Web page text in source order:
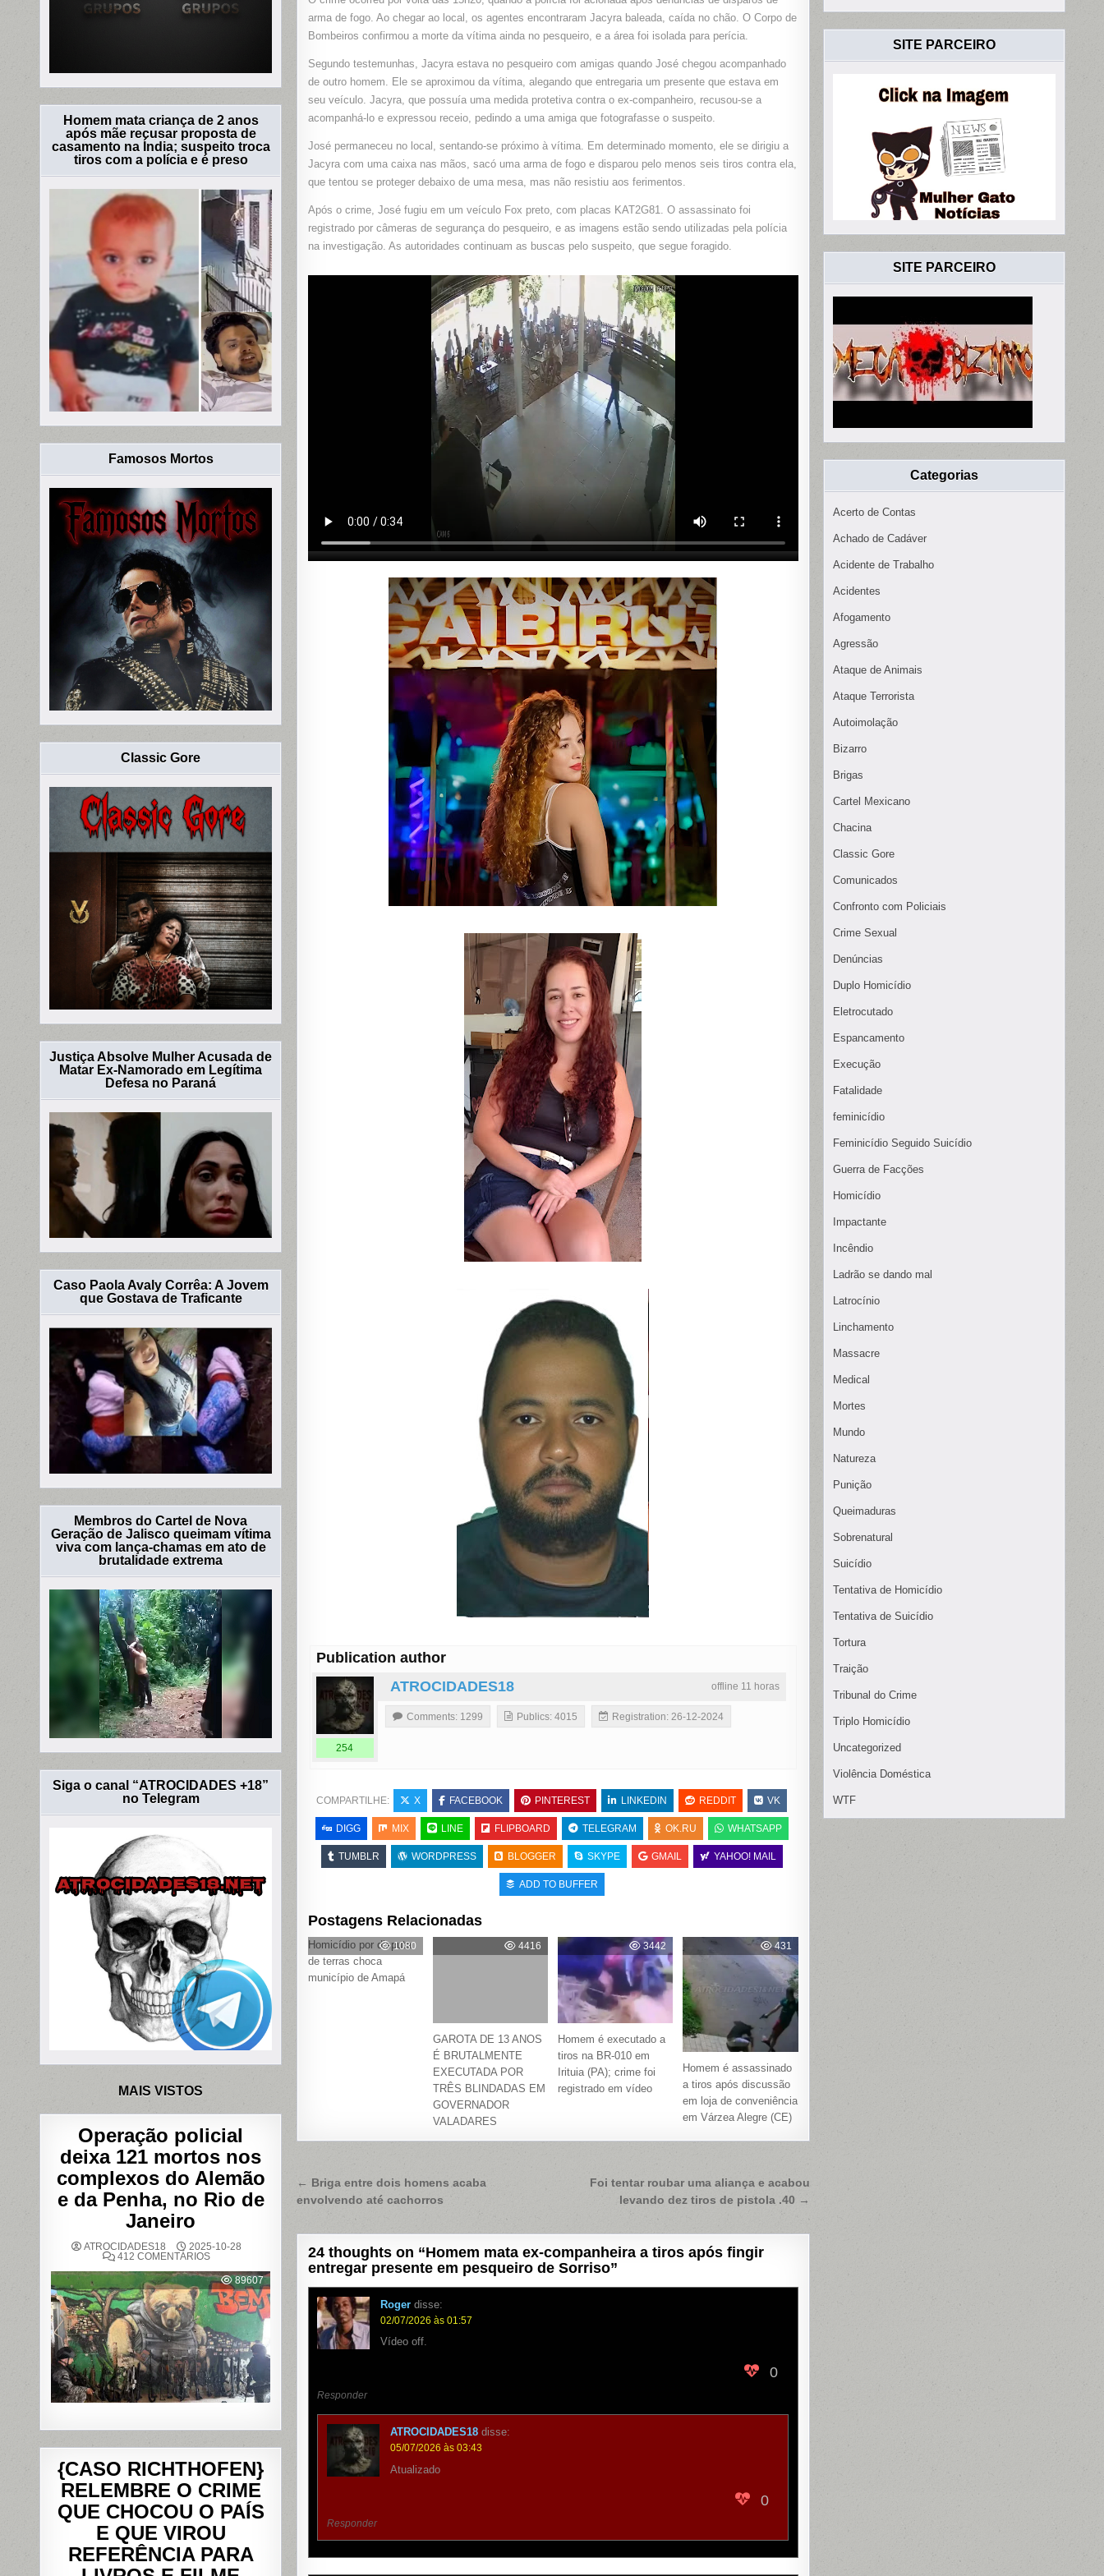
PESQUEIRO
DE
SORRISO
arma de fogo. Ao chegar ao local, os agentes encontraram Jacyra baleada, caída no chão. O Corpo de
Bombeiros confirmou a morte da vítima ainda no pesqueiro, e a área foi isolada para perícia.
Segundo testemunhas, Jacyra estava no pesqueiro com amigas quando José chegou acompanhado
de outro homem. Ele se aproximou da vítima, alegando que entregaria um presente que estava em
seu veículo. Jacyra, que possuía uma medida protetiva contra o ex-companheiro, recusou-se a
acompanhá-lo e expressou receio, pedindo a uma amiga que fotografasse o suspeito.
José permaneceu no local, sentando-se próximo à vítima. Em determinado momento, ele se dirigiu a
Jacyra com uma caixa nas mãos, sacó uma arma de fogo e disparou pelo menos seis tiros contra ela,
que tentou se proteger debaixo de uma mesa, mas não resistiu aos ferimentos.
Após o crime, José fugiu em um veículo Fox preto, com placas KAT2G81. O assassinato foi
registrado por câmeras de segurança do pesqueiro, e as imagens estão sendo utilizadas pela polícia
na investigação. As autoridades continuam as buscas pelo suspeito, que segue foragido.
Publication author
offline 11 horas
ATROCIDADES18
254
Comments: 1299 Publics: 4015 Registration: 26-12-2024
COMPARTILHE: X FACEBOOK PINTEREST LINKEDIN REDDIT VK
DIGG MIX LINE FLIPBOARD TELEGRAM OK.RU WHATSAPP
TUMBLR WORDPRESS BLOGGER SKYPE GMAIL YAHOO! MAIL
ADD TO BUFFER
Postagens Relacionadas
1080
Homicídio por disputa
de terras choca
município de Amapá
4416
GAROTA DE 13 ANOS
É BRUTALMENTE
EXECUTADA POR
TRÊS BLINDADAS EM
GOVERNADOR
VALADARES
3442
Homem é executado a
tiros na BR-010 em
Irituia (PA); crime foi
registrado em vídeo
431
Homem é assassinado
a tiros após discussão
em loja de conveniência
em Várzea Alegre (CE)
Navegação
de
Post
Foi tentar roubar uma aliança e acabou
levando dez tiros de pistola .40 →
← Briga entre dois homens acaba
envolvendo até cachorros
24 thoughts on “Homem mata ex-companheira a tiros após fingir
entregar presente em pesqueiro de Sorriso”
Roger disse:
02/07/2026 às 01:57
Vídeo off.
0
Responder
ATROCIDADES18 disse:
05/07/2026 às 03:43
Atualizado
0
Responder
Homem mata criança de 2 anos
após mãe recusar proposta de
casamento na Índia; suspeito troca
tiros com a polícia e é preso
Famosos Mortos
Classic Gore
Justiça Absolve Mulher Acusada de
Matar Ex-Namorado em Legítima
Defesa no Paraná
Caso Paola Avaly Corrêa: A Jovem
que Gostava de Traficante
Membros do Cartel de Nova
Geração de Jalisco queimam vítima
viva com lança-chamas em ato de
brutalidade extrema
Siga o canal “ATROCIDADES +18”
no Telegram
MAIS VISTOS
Operação policial
deixa 121 mortos nos
complexos do Alemão
e da Penha, no Rio de
Janeiro
ATROCIDADES18
2025-10-28
412 COMENTÁRIOSEM
POLICIAL
DEIXA
121
MORTOS
NOS
COMPLEXOS
DO
ALEMÃO
E
DA
PENHA,
NO
RIO
DE
89607
{CASO RICHTHOFEN}
RELEMBRE O CRIME
QUE CHOCOU O PAÍS
E QUE VIROU
REFERÊNCIA PARA
SITE PARCEIRO
SITE PARCEIRO
Categorias
Acerto de Contas
Achado de Cadáver
Acidente de Trabalho
Acidentes
Afogamento
Agressão
Ataque de Animais
Ataque Terrorista
Autoimolação
Bizarro
Brigas
Cartel Mexicano
Chacina
Classic Gore
Comunicados
Confronto com Policiais
Crime Sexual
Denúncias
Duplo Homicídio
Eletrocutado
Espancamento
Execução
Fatalidade
feminicídio
Feminicídio Seguido Suicídio
Guerra de Facções
Homicídio
Impactante
Incêndio
Ladrão se dando mal
Latrocínio
Linchamento
Massacre
Medical
Mortes
Mundo
Natureza
Punição
Queimaduras
Sobrenatural
Suicídio
Tentativa de Homicídio
Tentativa de Suicídio
Tortura
Traição
Tribunal do Crime
Triplo Homicídio
Uncategorized
Violência Doméstica
WTF